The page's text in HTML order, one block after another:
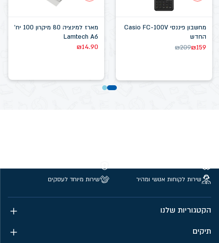
מחשבון פיננסי Casio FC-100V
החדש
₪209₪159
מארז למינציה 80 מיקרון 100 יח'
Lamtech A6
₪14.90
שירות לקוחות אנושי ומהיר
שירות מיוחד לעסקים
הקטגוריות שלנו
תיקים